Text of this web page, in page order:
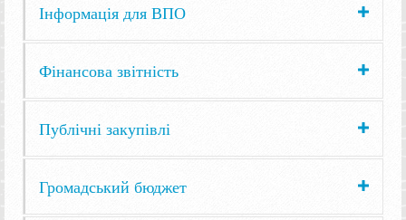
Інформація для ВПО
Фінансова звітність
Публічні закупівлі
Громадський бюджет